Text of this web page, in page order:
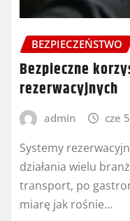
BEZPIECZEŃSTWO
Bezpieczne
rezerwacyjnych
admin cze
Systemy
działania wielu
transport, po
miarę jak rośnie…